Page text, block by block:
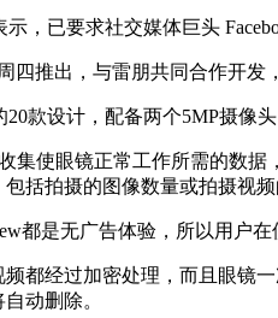
已要求社交媒体巨头
推出，与雷朋共同合作开发
设计，配备两个5MP摄像头
使眼镜正常工作所需的数据
括拍摄的图像数量或拍摄视
都是无广告体验，所以用户
经过加密处理，而且眼镜一
动删除。